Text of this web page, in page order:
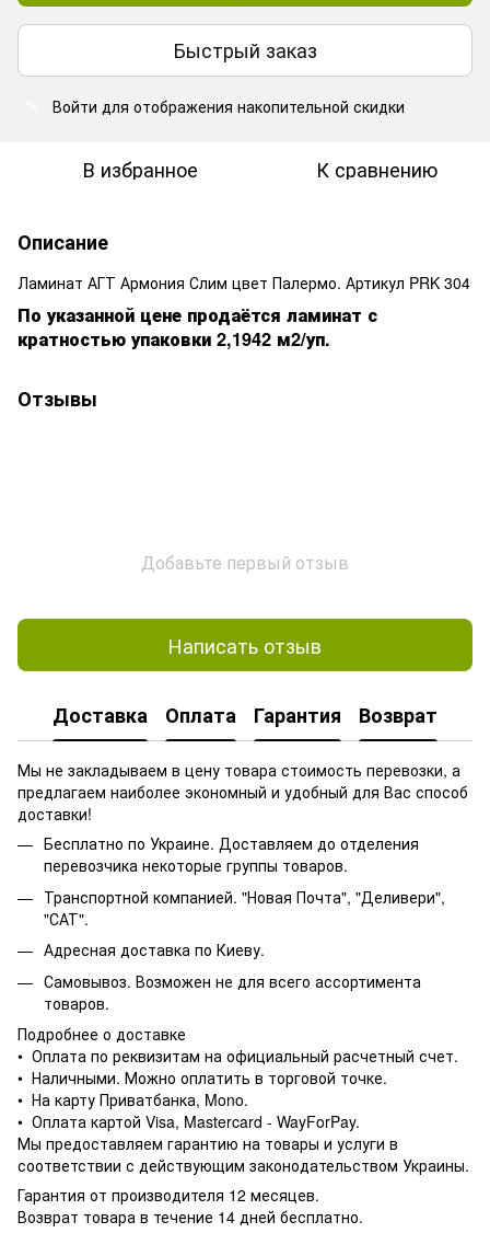
Быстрый заказ
Войти для отображения накопительной скидки
В избранное К сравнению
Описание
Ламинат АГТ Армония Слим цвет Палермо. Артикул PRK 304
По указанной цене продаётся ламинат с
кратностью упаковки 2,1942 м2/уп.
Отзывы
Добавьте первый отзыв
Написать отзыв
Доставка Оплата Гарантия Возврат
Мы не закладываем в цену товара стоимость перевозки, а
предлагаем наиболее экономный и удобный для Вас способ
доставки!
Бесплатно по Украине. Доставляем до отделения
перевозчика некоторые группы товаров.
Транспортной компанией. "Новая Почта", "Деливери",
"САТ".
Адресная доставка по Киеву.
Самовывоз. Возможен не для всего ассортимента
товаров.
Подробнее о доставке
• Оплата по реквизитам на официальный расчетный счет.
• Наличными. Можно оплатить в торговой точке.
• На карту Приватбанка, Mono.
• Оплата картой Visa, Mastercard - WayForPay.
Мы предоставляем гарантию на товары и услуги в
соответствии с действующим законодательством Украины.
Гарантия от производителя 12 месяцев.
Возврат товара в течение 14 дней бесплатно.